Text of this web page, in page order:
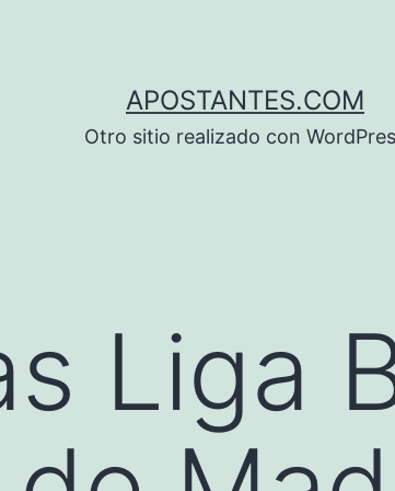
APOSTANTES.COM
Otro sitio realizado con
Liga